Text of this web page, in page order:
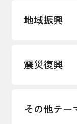
創業
事業承継・
雇用・労
地域振興
まちづくり
震災復興
令和６年
その他テー